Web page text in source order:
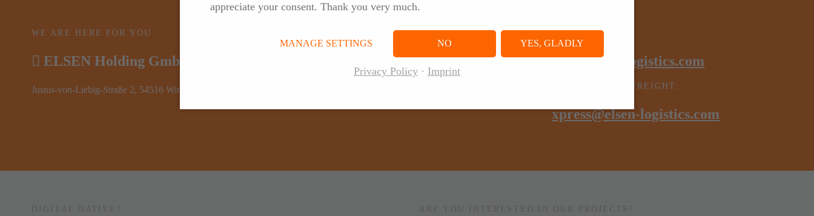
WE ARE HERE FOR YOU
ELSEN Holding GmbH
Justus-von-Liebig-Straße 2, 54516 Wittlich
+49 (0) 6571 95522-0
WRITE US AT
info@elsen-logistics.com
TIME CRITICAL FREIGHT:
xpress@elsen-logistics.com
appreciate your consent. Thank you very much.
MANAGE SETTINGS NO YES, GLADLY
Privacy Policy Imprint